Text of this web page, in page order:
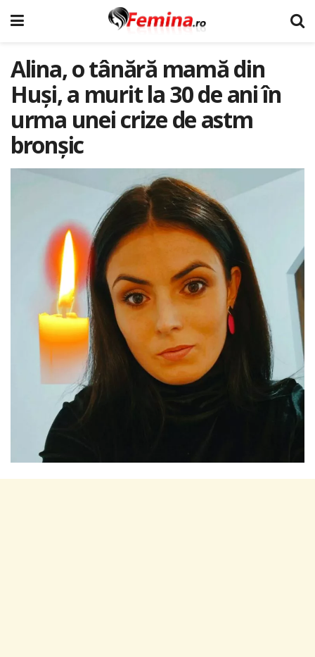
Alina, o tânără mamă din
Huși, a murit la 30 de ani în
urma unei crize de astm
bronșic